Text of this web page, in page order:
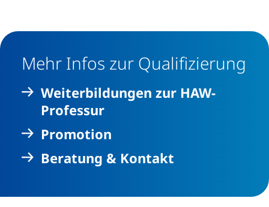
Mehr Infos zur Qualifizierung
Weiterbildungen zur HAW-
Professur
Promotion
Beratung & Kontakt